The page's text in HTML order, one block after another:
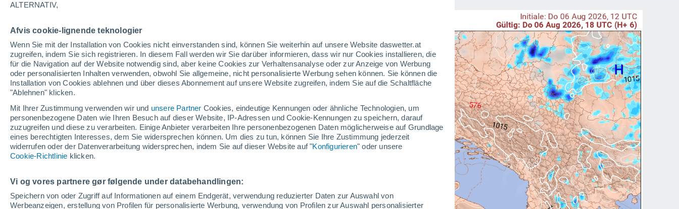
ALTERNATIV,
Afvis cookie-lignende teknologier
Wenn Sie mit der Installation von Cookies nicht einverstanden sind, können Sie weiterhin auf unsere Website daswetter.at
zugreifen, indem Sie sich registrieren. In diesem Fall werden wir Sie darüber informieren, dass wir nur Cookies installieren, die
für die Navigation auf der Website notwendig sind, aber keine Cookies zur Verhaltensanalyse oder zur Anzeige von Werbung
oder personalisierten Inhalten verwenden, obwohl Sie allgemeine, nicht personalisierte Werbung sehen können. Sie können die
Installation von Cookies ablehnen und über dieses Abonnement auf unsere Website zugreifen, indem Sie auf die Schaltfläche
"Ablehnen" klicken.
Mit Ihrer Zustimmung verwenden wir und unsere Partner Cookies, eindeutige Kennungen oder ähnliche Technologien, um
personenbezogene Daten wie Ihren Besuch auf dieser Website, IP-Adressen und Cookie-Kennungen zu speichern, darauf
zuzugreifen und diese zu verarbeiten. Einige Anbieter verarbeiten Ihre personenbezogenen Daten möglicherweise auf Grundlage
eines berechtigten Interesses, dem Sie widersprechen können. Um dies zu tun, können Sie Ihre Zustimmung jederzeit
widerrufen oder der Datenverarbeitung widersprechen, indem Sie auf dieser Website auf "Konfigurieren" oder unsere
Cookie-Richtlinie klicken.
Vi og vores partnere gør følgende under databehandlingen:
Speichern von oder Zugriff auf Informationen auf einem Endgerät, verwendung reduzierter Daten zur Auswahl von
Werbeanzeigen, erstellung von Profilen für personalisierte Werbung, verwendung von Profilen zur Auswahl personalisierter
ECMWF
GFS
ECMWF Europa
GFS Europa